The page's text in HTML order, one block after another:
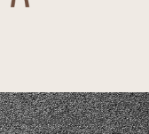
התכנים המוצגים באתר